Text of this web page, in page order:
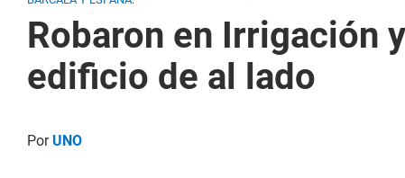
Robaron en Irrigación
edificio de al lado
PorUNO